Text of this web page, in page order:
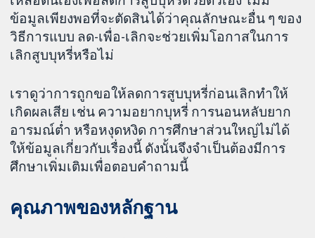
ข้อมูลเพียงพอที่จะตัดสินได้ว่าคุณลักษณะอื่น ๆ ของ
วิธีการแบบ ลด-เพื่อ-เลิกจะช่วยเพิ่มโอกาสในการ
เลิกสูบบุหรี่หรือไม่
เราดูว่าการถูกขอให้ลดการสูบบุหรี่ก่อนเลิกทำให้
เกิดผลเสีย เช่น ความอยากบุหรี่ การนอนหลับยาก
อารมณ์ต่ำ หรือหงุดหงิด การศึกษาส่วนใหญ่ไม่ได้
ให้ข้อมูลเกี่ยวกับเรื่องนี้ ดังนั้นจึงจำเป็นต้องมีการ
ศึกษาเพิ่มเติมเพื่อตอบคำถามนี้
คุณภาพของหลักฐาน